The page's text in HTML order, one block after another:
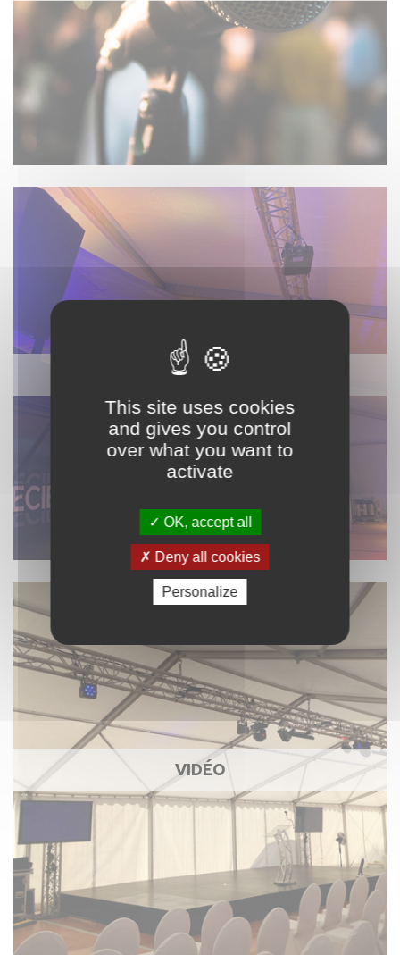
ÉCLAIRAGE / MACHINE À EFFET
VIDÉO
This site uses cookies
and gives you control
over what you want to
activate
OK, accept all
Deny all cookies
Personalize